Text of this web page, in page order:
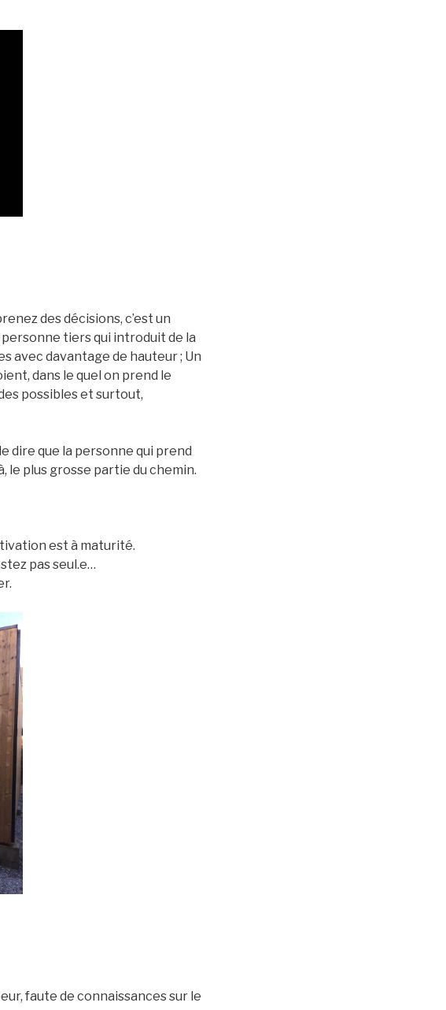
des décisions, c’est un
tiers qui introduit de la
avec davantage de hauteur ; Un
dans le quel on prend le
possibles et surtout,
dire que la personne qui prend
le plus grosse partie du chemin.
est à maturité.
pas seul.e…
faute de connaissances sur le